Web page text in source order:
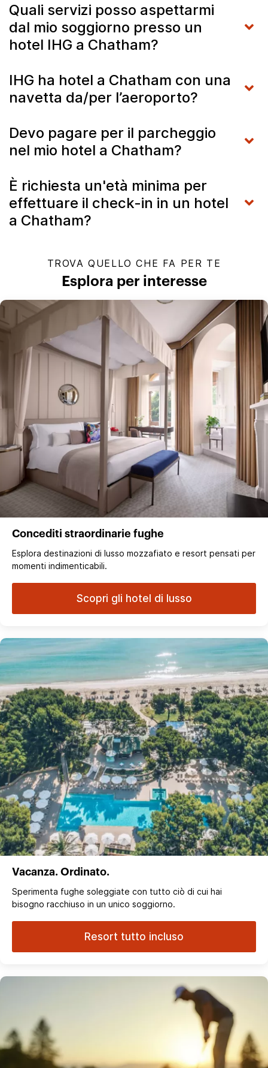
Quali servizi posso aspettarmi
dal mio soggiorno presso un
hotel IHG a Chatham?
IHG ha hotel a Chatham con una
navetta da/per l’aeroporto?
Devo pagare per il parcheggio
nel mio hotel a Chatham?
È richiesta un'età minima per
effettuare il check-in in un hotel
a Chatham?
TROVA QUELLO CHE FA PER TE
Esplora per interesse
Concediti straordinarie fughe
Esplora destinazioni di lusso mozzafiato e resort pensati per
momenti indimenticabili.
Scopri gli hotel di lusso
Vacanza. Ordinato.
Sperimenta fughe soleggiate con tutto ciò di cui hai
bisogno racchiuso in un unico soggiorno.
Resort tutto incluso